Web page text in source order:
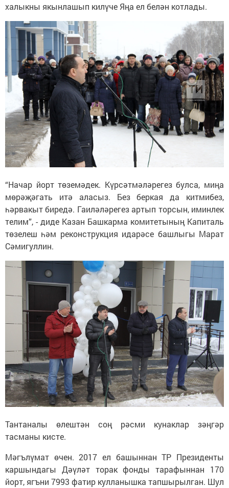
халыкны якынлашып килүче Яңа ел белән котлады.
“Начар йорт төземәдек. Күрсәтмәләрегез булса, миңа
мөрәҗәгать итә аласыз. Без беркая да китмибез,
һәрвакыт биредә. Гаиләләрегез артып торсын, иминлек
телим”, - диде Казан Башкарма комитетының Капиталь
төзелеш һәм реконструкция идарәсе башлыгы Марат
Сәмигуллин.
Тантаналы өлештән соң рәсми кунаклар зәңгәр
тасманы кисте.
Мәгълүмат өчен. 2017 ел башыннан ТР Президенты
каршындагы Дәүләт торак фонды тарафыннан 170
йорт, ягъни 7993 фатир кулланышка тапшырылган. Шул